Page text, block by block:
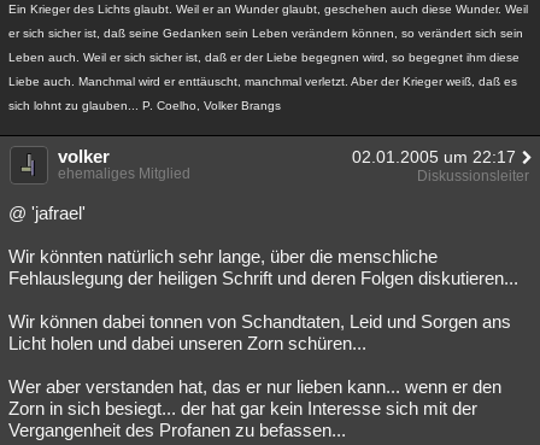
Ein Krieger des Lichts glaubt. Weil er an Wunder glaubt, geschehen auch diese Wunder. Weil
er sich sicher ist, daß seine Gedanken sein Leben verändern können, so verändert sich sein
Leben auch. Weil er sich sicher ist, daß er der Liebe begegnen wird, so begegnet ihm diese
Liebe auch. Manchmal wird er enttäuscht, manchmal verletzt. Aber der Krieger weiß, daß es
sich lohnt zu glauben... P. Coelho, Volker Brangs
volker 02.01.2005 um 22:17
ehemaliges Mitglied Diskussionsleiter
@ 'jafrael'
Wir könnten natürlich sehr lange, über die menschliche
Fehlauslegung der heiligen Schrift und deren Folgen diskutieren...
Wir können dabei tonnen von Schandtaten, Leid und Sorgen ans
Licht holen und dabei unseren Zorn schüren...
Wer aber verstanden hat, das er nur lieben kann... wenn er den
Zorn in sich besiegt... der hat gar kein Interesse sich mit der
Vergangenheit des Profanen zu befassen...